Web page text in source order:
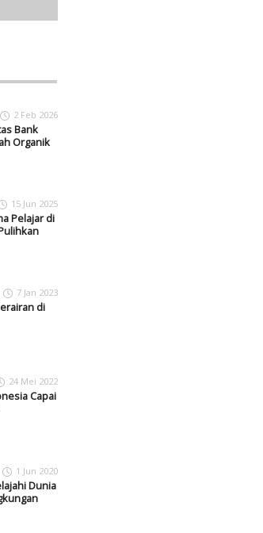
2 Feb 2026
Bank
Organik
15 Jun 2025
Pelajar di
7 Jan 2023
di
24 Mei 2022
Capai
1 Jun 2020
Dunia